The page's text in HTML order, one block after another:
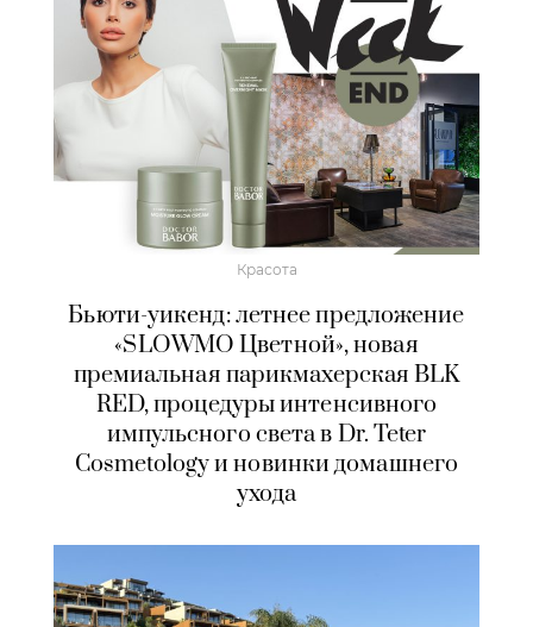
Красота
Бьюти-уикенд: летнее предложение
«SLOWMO Цветной», новая
премиальная парикмахерская BLK
RED, процедуры интенсивного
импульсного света в Dr. Teter
Cosmetology и новинки домашнего
ухода